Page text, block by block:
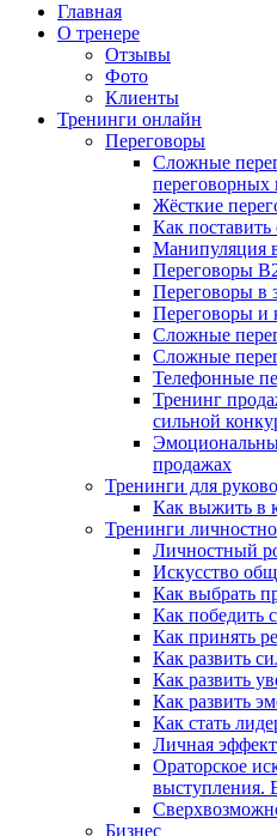
Главная
О тренере
Отзывы
Фото
Клиенты
Тренинги онлайн
Переговоры
Сложные
переговорных
Жёсткие
Как поставить
Манипуляция
Переговоры
Переговоры в
Переговоры и
Сложные
Сложные
Телефонные
Тренинг
сильной
продажах
Тренинги для
Как выжить в
Тренинги
Личностный
Искусство
Как выбрать
Как победить
Как принять
Как развить
Как развить
Как развить
Как стать
Личная
Ораторское
выступления.
Бизнес